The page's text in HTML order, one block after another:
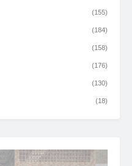
(155)
(184)
(158)
(176)
(130)
(18)